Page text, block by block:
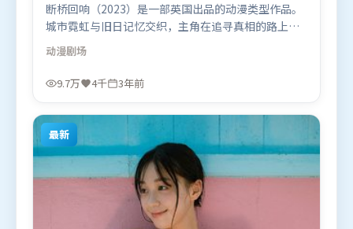
断桥回响（2023）是一部英国出品的动漫类型作品。
城市霓虹与旧日记忆交织，主角在追寻真相的路上不
断付出代价。高潮段落信息密度高，情绪释放与主题
回扣同时完成。由阿彼尔邦执导，木村拓哉、雷佳
音、沈腾，周迅、古天乐等联袂出演。影片于2023年
题材的观众观看。
动漫剧场
9.7万 4千 3年前
最新